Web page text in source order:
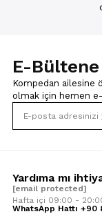
E-
Kompedan ailesine
olmak için hemen
Yardıma mı
[email protected]
Hafta içi 09:00 -
WhatsApp Hattı +90